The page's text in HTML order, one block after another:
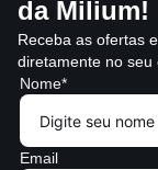
da Milium!
Receba as ofertas
diretamente no seu
Nome*
Email